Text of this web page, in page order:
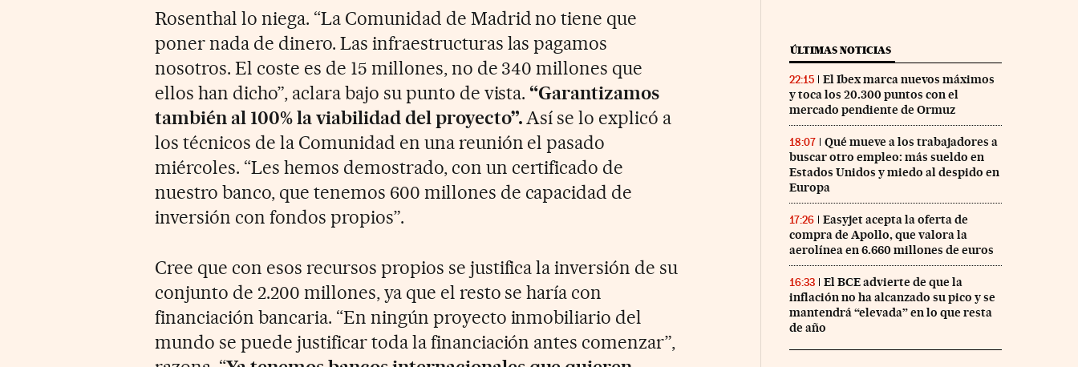
Rosenthal lo niega. “La Comunidad de Madrid no tiene que
poner nada de dinero. Las infraestructuras las pagamos
nosotros. El coste es de 15 millones, no de 340 millones que
ellos han dicho”, aclara bajo su punto de vista.“Garantizamos
también al 100% la viabilidad del proyecto”.Así se lo explicó a
los técnicos de la Comunidad en una reunión el pasado
miércoles. “Les hemos demostrado, con un certificado de
nuestro banco, que tenemos 600 millones de capacidad de
inversión con fondos propios”.
Cree que con esos recursos propios se justifica la inversión de su
conjunto de 2.200 millones, ya que el resto se haría con
financiación bancaria. “En ningún proyecto inmobiliario del
mundo se puede justificar toda la financiación antes comenzar”,
ÚLTIMAS NOTICIAS
22:15
El Ibex marca nuevos máximos
y toca los 20.300 puntos con el
mercado pendiente de Ormuz
18:07
Qué mueve a los trabajadores a
buscar otro empleo: más sueldo en
Estados Unidos y miedo al despido en
Europa
17:26
Easyjet acepta la oferta de
compra de Apollo, que valora la
aerolínea en 6.660 millones de euros
16:33
El BCE advierte de que la
inflación no ha alcanzado su pico y se
mantendrá “elevada” en lo que resta
de año